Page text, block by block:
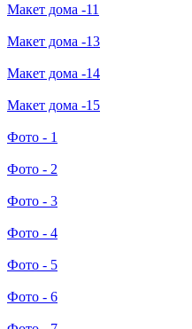
Макет дома -11
Макет дома -13
Макет дома -14
Макет дома -15
Фото - 1
Фото - 2
Фото - 3
Фото - 4
Фото - 5
Фото - 6